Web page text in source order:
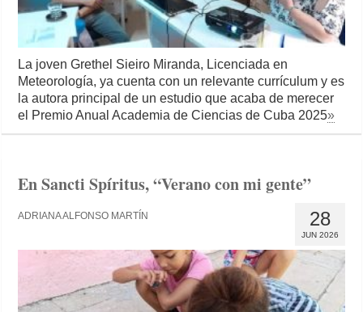
La joven Grethel Sieiro Miranda, Licenciada en
Meteorología, ya cuenta con un relevante currículum y es
la autora principal de un estudio que acaba de merecer
el Premio Anual Academia de Ciencias de Cuba 2025»
En Sancti Spíritus, “Verano con mi gente”
28
JUN 2026
ADRIANA ALFONSO MARTÍN